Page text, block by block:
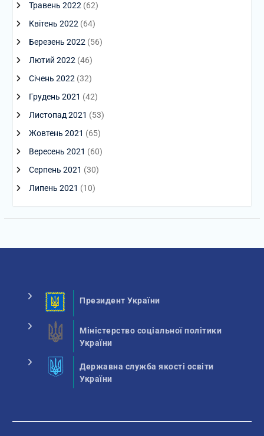
Травень 2022(62)
Квітень 2022(64)
Березень 2022(56)
Лютий 2022(46)
Січень 2022(32)
Грудень 2021 (42)
Листопад 2021 (53)
Жовтень 2021 (65)
Вересень 2021 (60)
Серпень 2021 (30)
Липень 2021 (10)
Президент України
Міністерство соціальної політики
України
Державна служба якості освіти
України